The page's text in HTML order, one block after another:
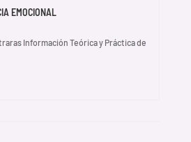
EMOCIONAL
Información Teórica y Práctica de